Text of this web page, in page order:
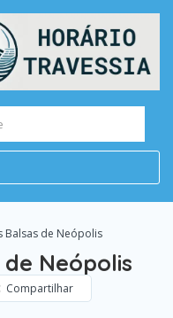
Balsas de Neópolis
Neópolis
Compartilhar